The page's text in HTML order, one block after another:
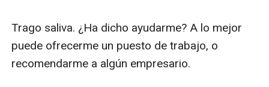
Trago saliva. ¿Ha dicho ayudarme? A lo mejor
puede ofrecerme un puesto de trabajo, o
recomendarme a algún empresario.